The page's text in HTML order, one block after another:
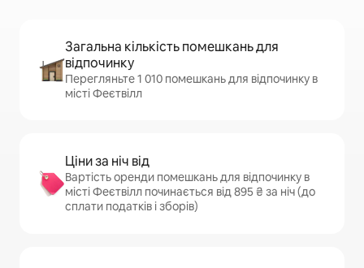
Загальна кількість помешкань для
відпочинку
Перегляньте 1 010 помешкань для відпочинку в
місті Феєтвілл
Ціни за ніч від
Вартість оренди помешкань для відпочинку в
місті Феєтвілл починається від 895 ₴ за ніч (до
сплати податків і зборів)